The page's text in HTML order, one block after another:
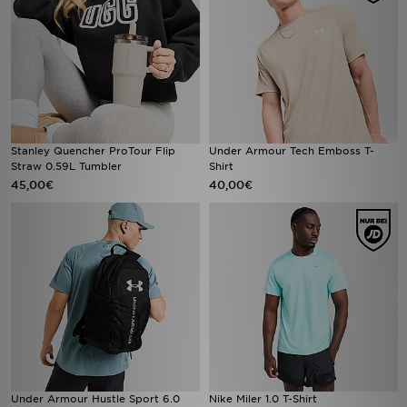
Stanley Quencher ProTour Flip
Straw 0.59L Tumbler
45,00€
Under Armour Tech Emboss T-
Shirt
40,00€
Under Armour Hustle Sport 6.0
Nike Miler 1.0 T-Shirt